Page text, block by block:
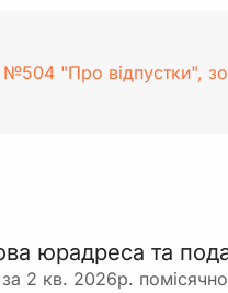
№504 "Про відпустки",
юрадреса та
2 кв. 2026р.